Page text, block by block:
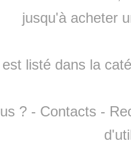
jusqu'à acheter
listé dans la
? - Contacts -